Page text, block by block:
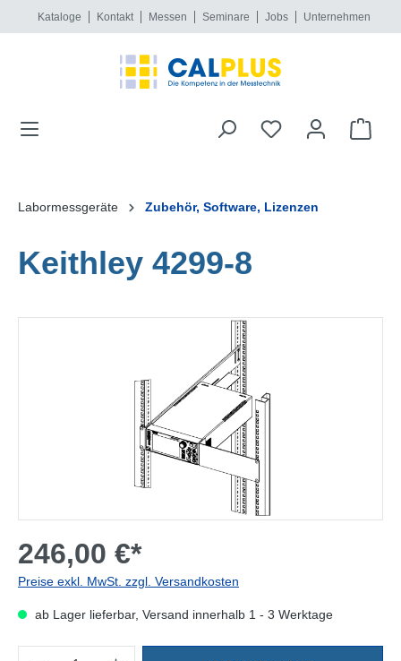
springen
Kataloge Kontakt Messen Seminare Jobs Unternehmen
Labormessgeräte Zubehör, Software, Lizenzen
Keithley 4299-8
246,00 €*
Preise exkl. MwSt. zzgl. Versandkosten
ab Lager lieferbar, Versand innerhalb 1 - 3 Werktage